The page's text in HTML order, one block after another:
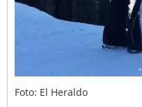
Foto: El Heraldo